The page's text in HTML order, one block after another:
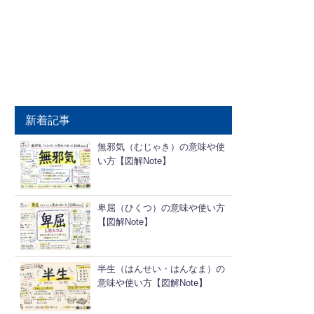
新着記事
無邪気（むじゃき）の意味や使
い方【図解Note】
卑屈（ひくつ）の意味や使い方
【図解Note】
半生（はんせい・はんなま）の
意味や使い方【図解Note】